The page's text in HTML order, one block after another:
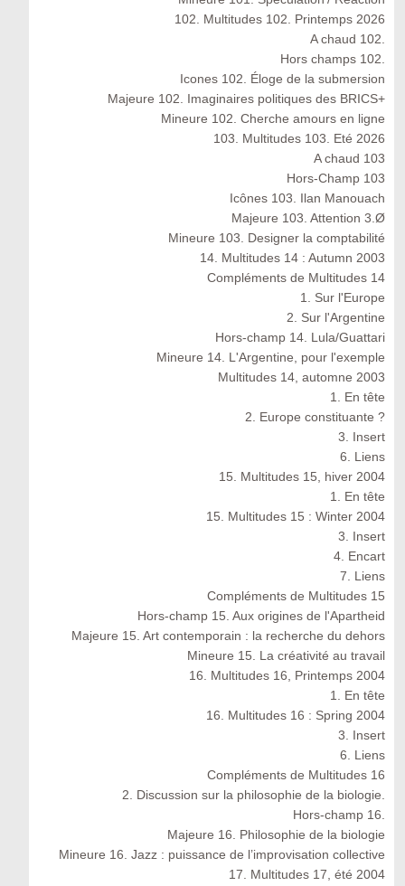
102. Multitudes 102. Printemps 2026
A chaud 102.
Hors champs 102.
Icones 102. Éloge de la submersion
Majeure 102. Imaginaires politiques des BRICS+
Mineure 102. Cherche amours en ligne
103. Multitudes 103. Eté 2026
A chaud 103
Hors-Champ 103
Icônes 103. Ilan Manouach
Majeure 103. Attention 3.Ø
Mineure 103. Designer la comptabilité
14. Multitudes 14 : Autumn 2003
Compléments de Multitudes 14
1. Sur l'Europe
2. Sur l'Argentine
Hors-champ 14. Lula/Guattari
Mineure 14. L'Argentine, pour l'exemple
Multitudes 14, automne 2003
1. En tête
2. Europe constituante ?
3. Insert
6. Liens
15. Multitudes 15, hiver 2004
1. En tête
15. Multitudes 15 : Winter 2004
3. Insert
4. Encart
7. Liens
Compléments de Multitudes 15
Hors-champ 15. Aux origines de l'Apartheid
Majeure 15. Art contemporain : la recherche du dehors
Mineure 15. La créativité au travail
16. Multitudes 16, Printemps 2004
1. En tête
16. Multitudes 16 : Spring 2004
3. Insert
6. Liens
Compléments de Multitudes 16
2. Discussion sur la philosophie de la biologie.
Hors-champ 16.
Majeure 16. Philosophie de la biologie
Mineure 16. Jazz : puissance de l’improvisation collective
17. Multitudes 17, été 2004